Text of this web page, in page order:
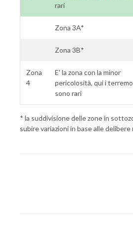
rari
Zona 3A*
Zona 3B*
Zona
4
E' la zona con la minor
pericolosità, qui i
sono rari
* la suddivisione delle zone in
subire variazioni in base alle delibere